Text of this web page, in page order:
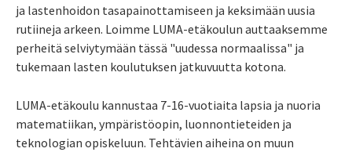
ja lastenhoidon tasapainottamiseen ja keksimään uusia
rutiineja arkeen. Loimme LUMA-etäkoulun auttaaksemme
perheitä selviytymään tässä "uudessa normaalissa" ja
tukemaan lasten koulutuksen jatkuvuutta kotona.
LUMA-etäkoulu kannustaa 7-16-vuotiaita lapsia ja nuoria
matematiikan, ympäristöopin, luonnontieteiden ja
teknologian opiskeluun. Tehtävien aiheina on muun